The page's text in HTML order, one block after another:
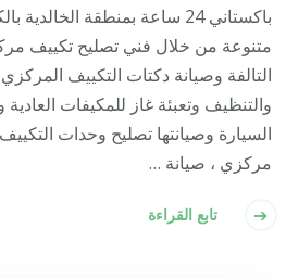
باكستاني 24 ساعة بمنطقة
متنوعة من خلال فني تصليح تكييف
التالفة وصيانة دكتات التكييف
والتنظيف وتعبئة غاز للمكيفات
السيارة وصيانتها تصليح وحدات
مركزي ، صيانة …
تابع القراءة